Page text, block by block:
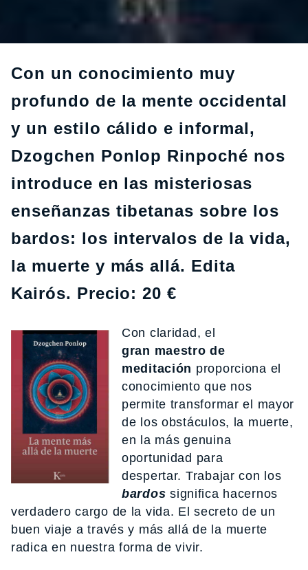
Con un conocimiento muy
profundo de la mente occidental
y un estilo cálido e informal,
Dzogchen Ponlop Rinpoché nos
introduce en las misteriosas
enseñanzas tibetanas sobre los
bardos: los intervalos de la vida,
la muerte y más allá. Edita
Kairós. Precio: 20 €
Con claridad, el
gran maestro de
meditación proporciona el
conocimiento que nos
permite transformar el mayor
de los obstáculos, la muerte,
en la más genuina
oportunidad para
despertar. Trabajar con los
bardos significa hacernos
verdadero cargo de la vida. El secreto de un
buen viaje a través y más allá de la muerte
radica en nuestra forma de vivir.